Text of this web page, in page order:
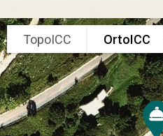
TopoICC OrtoICC